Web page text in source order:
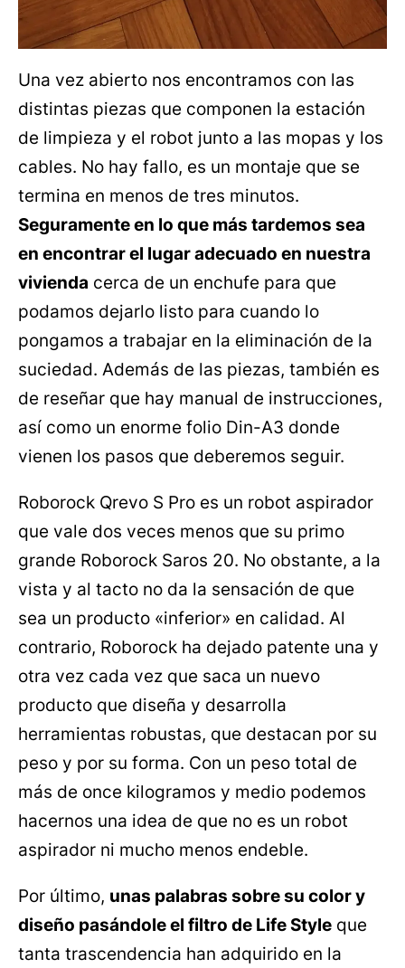
Una vez abierto nos encontramos con las
distintas piezas que componen la estación
de limpieza y el robot junto a las mopas y los
cables. No hay fallo, es un montaje que se
termina en menos de tres minutos.
Seguramente en lo que más tardemos sea
en encontrar el lugar adecuado en nuestra
vivienda cerca de un enchufe para que
podamos dejarlo listo para cuando lo
pongamos a trabajar en la eliminación de la
suciedad. Además de las piezas, también es
de reseñar que hay manual de instrucciones,
así como un enorme folio Din-A3 donde
vienen los pasos que deberemos seguir.
Roborock Qrevo S Pro es un robot aspirador
que vale dos veces menos que su primo
grande Roborock Saros 20. No obstante, a la
vista y al tacto no da la sensación de que
sea un producto «inferior» en calidad. Al
contrario, Roborock ha dejado patente una y
otra vez cada vez que saca un nuevo
producto que diseña y desarrolla
herramientas robustas, que destacan por su
peso y por su forma. Con un peso total de
más de once kilogramos y medio podemos
hacernos una idea de que no es un robot
aspirador ni mucho menos endeble.
Por último, unas palabras sobre su color y
diseño pasándole el filtro de Life Style que
tanta trascendencia han adquirido en la